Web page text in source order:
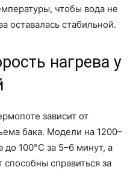
чтобы вода не
оставалась стабильной.
нагрева у
зависит от
бака. Модели на 1200–
до 100°С за 5–6 минут, а
способны справиться за